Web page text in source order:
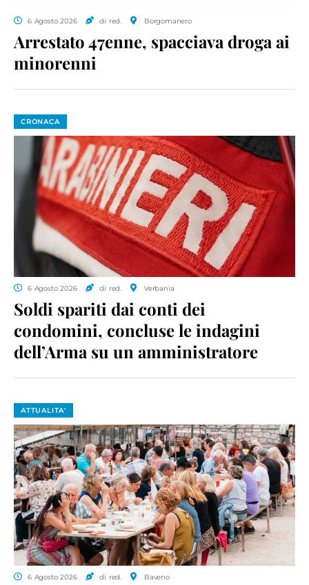
6 Agosto 2026 di red. Borgomanero
Arrestato 47enne, spacciava droga ai
minorenni
CRONACA
6 Agosto 2026 di red. Verbania
Soldi spariti dai conti dei
condomini, concluse le indagini
dell’Arma su un amministratore
ATTUALITA'
6 Agosto 2026 di red. Baveno